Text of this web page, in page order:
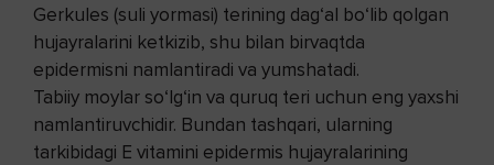
Gerkules (suli yormasi) terining dag‘al bo‘lib qolgan
hujayralarini ketkizib, shu bilan birvaqtda
epidermisni namlantiradi va yumshatadi.
Tabiiy moylar so‘lg‘in va quruq teri uchun eng yaxshi
namlantiruvchidir. Bundan tashqari, ularning
tarkibidagi E vitamini epidermis hujayralarining